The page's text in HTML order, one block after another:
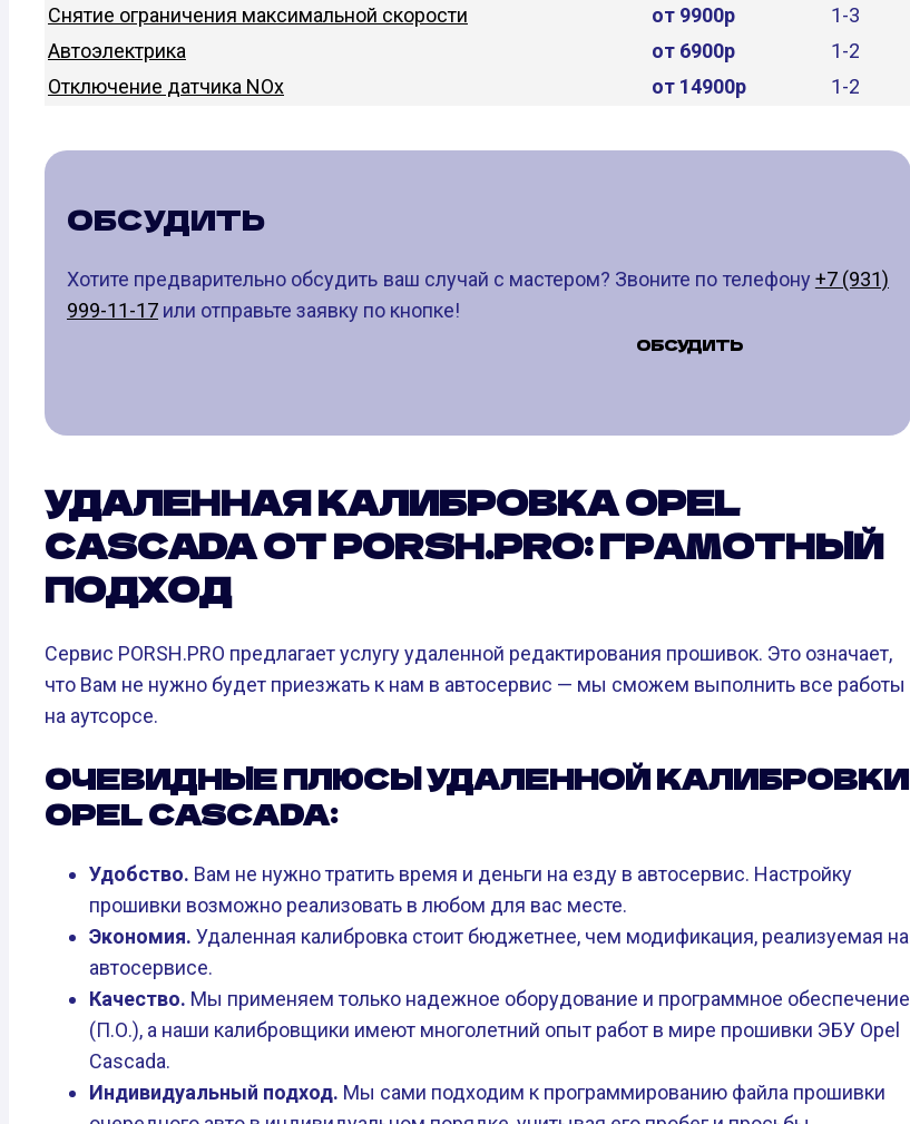
Снятие ограничения максимальной скорости
от 9900р
1-3
Автоэлектрика
от 6900р
1-2
Отключение датчика NOx
от 14900р 1-2
ОБСУДИТЬ
Хотите предварительно обсудить ваш случай с мастером? Звоните по телефону +7 (931)
999-11-17 или отправьте заявку по кнопке!
ОБСУДИТЬ
УДАЛЕННАЯ КАЛИБРОВКА OPEL
CASCADA ОТ PORSH.PRO: ГРАМОТНЫЙ
ПОДХОД
Сервис PORSH.PRO предлагает услугу удаленной редактирования прошивок. Это означает,
что Вам не нужно будет приезжать к нам в автосервис — мы сможем выполнить все работы
на аутсорсе.
ОЧЕВИДНЫЕ ПЛЮСЫ УДАЛЕННОЙ КАЛИБРОВКИ
OPEL CASCADA:
Удобство. Вам не нужно тратить время и деньги на езду в автосервис. Настройку
прошивки возможно реализовать в любом для вас месте.
Экономия. Удаленная калибровка стоит бюджетнее, чем модификация, реализуемая на
автосервисе.
Качество. Мы применяем только надежное оборудование и программное обеспечение
(П.О.), а наши калибровщики имеют многолетний опыт работ в мире прошивки ЭБУ Opel
Cascada.
Индивидуальный подход. Мы сами подходим к программированию файла прошивки